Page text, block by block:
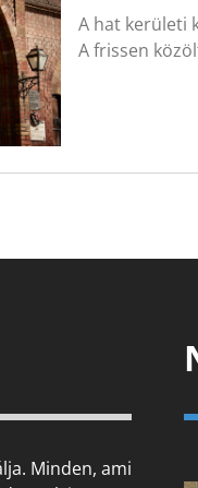
A hat kerületi
A frissen
Minden, ami